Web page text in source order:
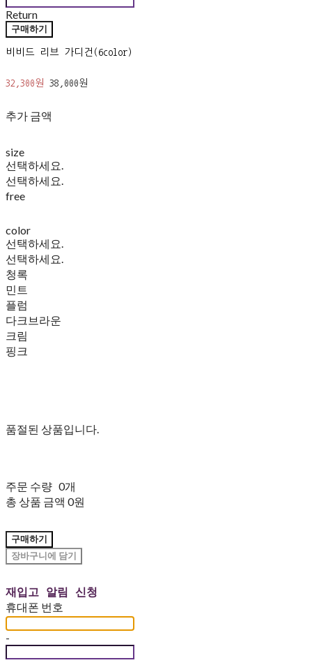
Return
구매하기
비비드 리브 가디건(6color)
32,300원 38,000원
추가 금액
size
선택하세요.
선택하세요.
free
color
선택하세요.
선택하세요.
청록
민트
플럼
다크브라운
크림
핑크
품절된 상품입니다.
주문 수량 0개
총 상품 금액 0원
구매하기
장바구니에 담기
재입고 알림 신청
휴대폰 번호
-